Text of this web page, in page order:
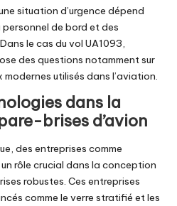
situation d’urgence dépend
de bord et des
le cas du vol UA1093,
des questions notamment sur
utilisés dans l’aviation.
dans la
brises d’avion
des entreprises comme
rôle crucial dans la conception
robustes. Ces entreprises
comme le verre stratifié et les